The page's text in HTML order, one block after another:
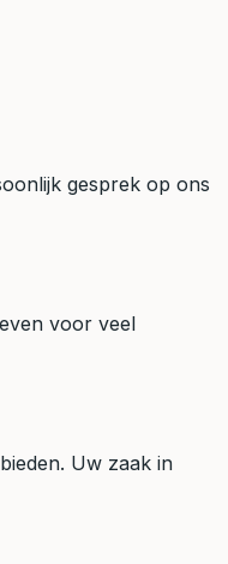
gesprek op ons
voor veel
Uw zaak in